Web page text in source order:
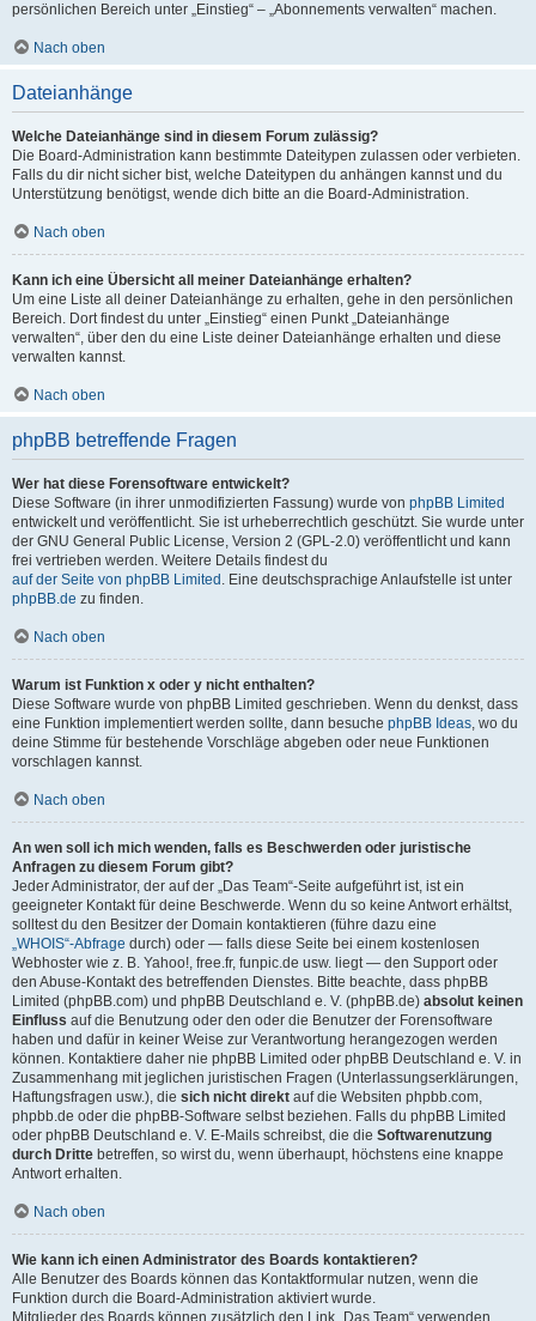
persönlichen Bereich unter „Einstieg“ – „Abonnements verwalten“ machen.
Nach oben
Dateianhänge
Welche Dateianhänge sind in diesem Forum zulässig?
Die Board-Administration kann bestimmte Dateitypen zulassen oder verbieten.
Falls du dir nicht sicher bist, welche Dateitypen du anhängen kannst und du
Unterstützung benötigst, wende dich bitte an die Board-Administration.
Nach oben
Kann ich eine Übersicht all meiner Dateianhänge erhalten?
Um eine Liste all deiner Dateianhänge zu erhalten, gehe in den persönlichen
Bereich. Dort findest du unter „Einstieg“ einen Punkt „Dateianhänge
verwalten“, über den du eine Liste deiner Dateianhänge erhalten und diese
verwalten kannst.
Nach oben
phpBB betreffende Fragen
Wer hat diese Forensoftware entwickelt?
Diese Software (in ihrer unmodifizierten Fassung) wurde von phpBB Limited
entwickelt und veröffentlicht. Sie ist urheberrechtlich geschützt. Sie wurde unter
der GNU General Public License, Version 2 (GPL-2.0) veröffentlicht und kann
frei vertrieben werden. Weitere Details findest du
auf der Seite von phpBB Limited . Eine deutschsprachige Anlaufstelle ist unter
phpBB.de zu finden.
Nach oben
Warum ist Funktion x oder y nicht enthalten?
Diese Software wurde von phpBB Limited geschrieben. Wenn du denkst, dass
eine Funktion implementiert werden sollte, dann besuche phpBB Ideas, wo du
deine Stimme für bestehende Vorschläge abgeben oder neue Funktionen
vorschlagen kannst.
Nach oben
An wen soll ich mich wenden, falls es Beschwerden oder juristische
Anfragen zu diesem Forum gibt?
Jeder Administrator, der auf der „Das Team“-Seite aufgeführt ist, ist ein
geeigneter Kontakt für deine Beschwerde. Wenn du so keine Antwort erhältst,
solltest du den Besitzer der Domain kontaktieren (führe dazu eine
„WHOIS“-Abfrage durch) oder — falls diese Seite bei einem kostenlosen
Webhoster wie z. B. Yahoo!, free.fr, funpic.de usw. liegt — den Support oder
den Abuse-Kontakt des betreffenden Dienstes. Bitte beachte, dass phpBB
Limited (phpBB.com) und phpBB Deutschland e. V. (phpBB.de) absolut keinen
Einfluss auf die Benutzung oder den oder die Benutzer der Forensoftware
haben und dafür in keiner Weise zur Verantwortung herangezogen werden
können. Kontaktiere daher nie phpBB Limited oder phpBB Deutschland e. V. in
Zusammenhang mit jeglichen juristischen Fragen (Unterlassungserklärungen,
Haftungsfragen usw.), die sich nicht direkt auf die Websiten phpbb.com,
phpbb.de oder die phpBB-Software selbst beziehen. Falls du phpBB Limited
oder phpBB Deutschland e. V. E-Mails schreibst, die die Softwarenutzung
durch Dritte betreffen, so wirst du, wenn überhaupt, höchstens eine knappe
Antwort erhalten.
Nach oben
Wie kann ich einen Administrator des Boards kontaktieren?
Alle Benutzer des Boards können das Kontaktformular nutzen, wenn die
Funktion durch die Board-Administration aktiviert wurde.
Mitglieder des Boards können zusätzlich den Link „Das Team“ verwenden.